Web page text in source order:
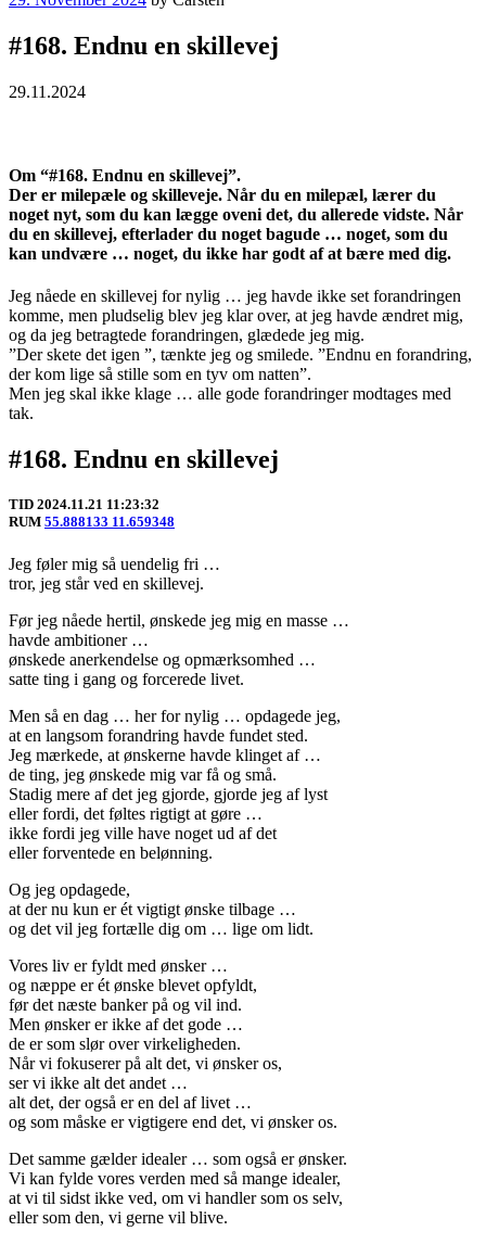
#168. Endnu en skillevej
29.11.2024
Om “#168. Endnu en skillevej”.
Der er milepæle og skilleveje. Når du en milepæl, lærer du
noget nyt, som du kan lægge oveni det, du allerede vidste. Når
du en skillevej, efterlader du noget bagude … noget, som du
kan undvære … noget, du ikke har godt af at bære med dig.
Jeg nåede en skillevej for nylig … jeg havde ikke set forandringen
komme, men pludselig blev jeg klar over, at jeg havde ændret mig,
og da jeg betragtede forandringen, glædede jeg mig.
”Der skete det igen ”, tænkte jeg og smilede. ”Endnu en forandring,
der kom lige så stille som en tyv om natten”.
Men jeg skal ikke klage … alle gode forandringer modtages med
tak.
#168. Endnu en skillevej
TID 2024.11.21 11:23:32
RUM 55.888133 11.659348
Jeg føler mig så uendelig fri …
tror, jeg står ved en skillevej.
Før jeg nåede hertil, ønskede jeg mig en masse …
havde ambitioner …
ønskede anerkendelse og opmærksomhed …
satte ting i gang og forcerede livet.
Men så en dag … her for nylig … opdagede jeg,
at en langsom forandring havde fundet sted.
Jeg mærkede, at ønskerne havde klinget af …
de ting, jeg ønskede mig var få og små.
Stadig mere af det jeg gjorde, gjorde jeg af lyst
eller fordi, det føltes rigtigt at gøre …
ikke fordi jeg ville have noget ud af det
eller forventede en belønning.
Og jeg opdagede,
at der nu kun er ét vigtigt ønske tilbage …
og det vil jeg fortælle dig om … lige om lidt.
Vores liv er fyldt med ønsker …
og næppe er ét ønske blevet opfyldt,
før det næste banker på og vil ind.
Men ønsker er ikke af det gode …
de er som slør over virkeligheden.
Når vi fokuserer på alt det, vi ønsker os,
ser vi ikke alt det andet …
alt det, der også er en del af livet …
og som måske er vigtigere end det, vi ønsker os.
Det samme gælder idealer … som også er ønsker.
Vi kan fylde vores verden med så mange idealer,
at vi til sidst ikke ved, om vi handler som os selv,
eller som den, vi gerne vil blive.